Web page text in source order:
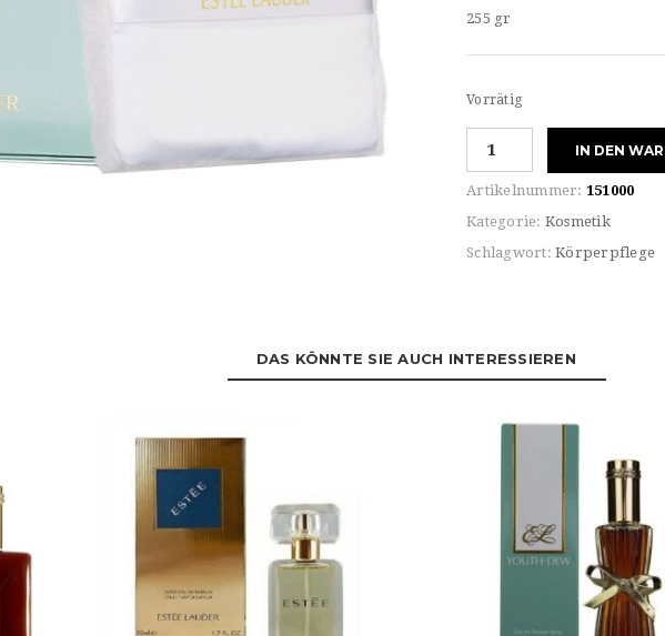
255 gr
Vorrätig
For
DEW
IN DEN
Artikelnummer: 151000
Kategorie: Kosmetik
Schlagwort: Körperpflege
DAS KÖNNTE SIE AUCH INTERESSIEREN